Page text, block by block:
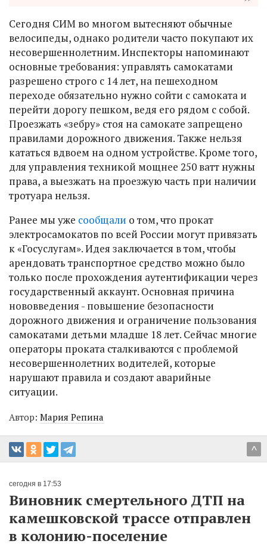
Сегодня СИМ во многом вытесняют обычные
велосипеды, однако родители часто покупают их
несовершеннолетним. Инспекторы напоминают
основные требования: управлять самокатами
разрешено строго с 14 лет, на пешеходном
переходе обязательно нужно сойти с самоката и
перейти дорогу пешком, ведя его рядом с собой.
Проезжать «зебру» стоя на самокате запрещено
правилами дорожного движения. Также нельзя
кататься вдвоем на одном устройстве. Кроме того,
для управления техникой мощнее 250 ватт нужны
права, а выезжать на проезжую часть при наличии
тротуара нельзя.
Ранее мы уже сообщали о том, что прокат
электросамокатов по всей России могут привязать
к «Госуслугам». Идея заключается в том, чтобы
арендовать транспортное средство можно было
только после прохождения аутентификации через
государственный аккаунт. Основная причина
нововведения - повышение безопасности
дорожного движения и ограничение пользования
самокатами детьми младше 18 лет. Сейчас многие
операторы проката сталкиваются с проблемой
несовершеннолетних водителей, которые
нарушают правила и создают аварийные
ситуации.
Автор: Мария Репина
^
сегодня в 17:53
Виновник смертельного ДТП на
камешковской трассе отправлен
в колонию-поселение